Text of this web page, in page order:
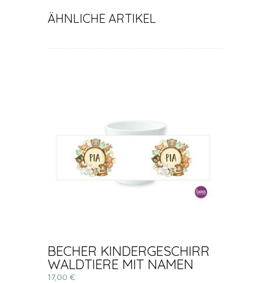
ÄHNLICHE ARTIKEL
BECHER KINDERGESCHIRR
WALDTIERE MIT NAMEN
17,00 €